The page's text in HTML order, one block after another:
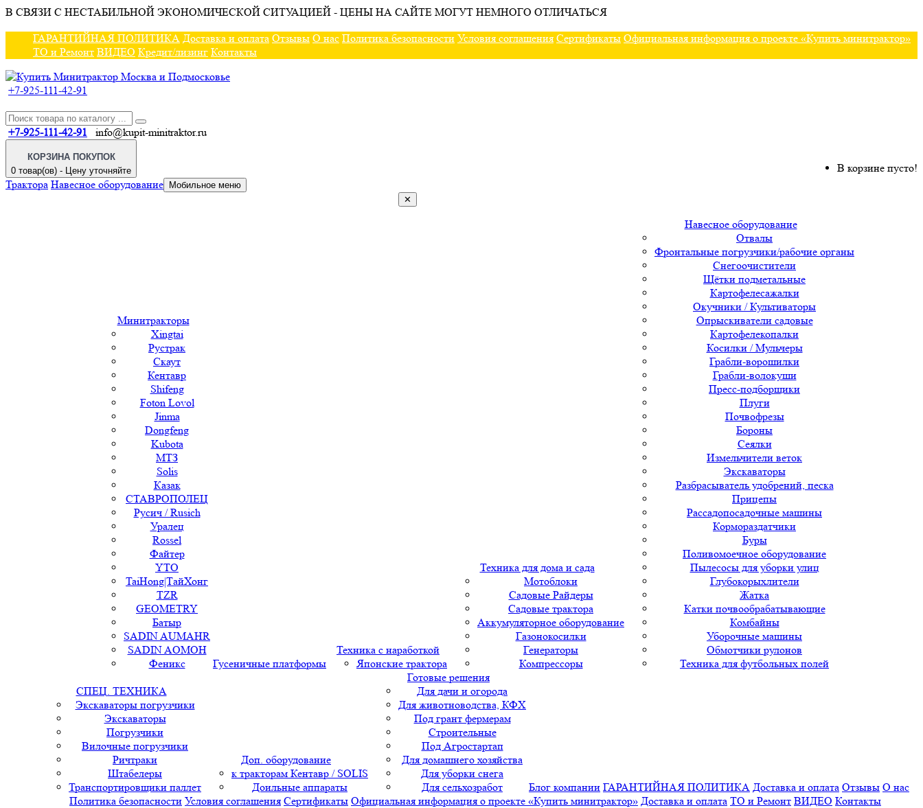
В СВЯЗИ С НЕСТАБИЛЬНОЙ ЭКОНОМИЧЕСКОЙ СИТУАЦИЕЙ - ЦЕНЫ НА САЙТЕ МОГУТ НЕМНОГО ОТЛИЧАТЬСЯ
ГАРАНТИЙНАЯ ПОЛИТИКА Доставка и оплата Отзывы О нас Политика безопасности Условия соглашения Сертификаты Официальная информация о проекте «Купить минитрактор»
ТО и Ремонт ВИДЕО Кредит/лизинг Контакты
+7-925-111-42-91
+7-925-111-42-91 info@kupit-minitraktor.ru
КОРЗИНА ПОКУПОК
0 товар(ов) - Цену уточняйте
В корзине пусто!
Трактора Навесное оборудование
Мобильное меню
✕
Минитракторы
Xingtai
Рустрак
Скаут
Кентавр
Shifeng
Foton Lovol
Jinma
Dongfeng
Kubota
МТЗ
Solis
Казак
СТАВРОПОЛЕЦ
Русич / Rusich
Уралец
Rossel
Файтер
YTO
TaiHong|ТайХонг
TZR
GEOMETRY
Батыр
SADIN AUMAHR
SADIN AOMOH
Феникс
Гусеничные платформы
Техника с наработкой
Японские трактора
Техника для дома и сада
Мотоблоки
Садовые Райдеры
Садовые трактора
Аккумуляторное оборудование
Газонокосилки
Генераторы
Компрессоры
Навесное оборудование
Отвалы
Фронтальные погрузчики/рабочие органы
Снегоочистители
Щётки подметальные
Картофелесажалки
Окучники / Культиваторы
Опрыскиватели садовые
Картофелекопалки
Косилки / Мульчеры
Грабли-ворошилки
Грабли-волокуши
Пресс-подборщики
Плуги
Почвофрезы
Бороны
Сеялки
Измельчители веток
Экскаваторы
Разбрасыватель удобрений, песка
Прицепы
Рассадопосадочные машины
Кормораздатчики
Буры
Поливомоечное оборудование
Пылесосы для уборки улиц
Глубокорыхлители
Жатка
Катки почвообрабатывающие
Комбайны
Уборочные машины
Обмотчики рулонов
Техника для футбольных полей
СПЕЦ. ТЕХНИКА
Экскаваторы погрузчики
Экскаваторы
Погрузчики
Вилочные погрузчики
Ричтраки
Штабелеры
Транспортировщики паллет
Доп. оборудование
к тракторам Кентавр / SOLIS
Доильные аппараты
Готовые решения
Для дачи и огорода
Для животноводства, КФХ
Под грант фермерам
Строительные
Под Агростартап
Для домашнего хозяйства
Для уборки снега
Для сельхозработ
Блог компании ГАРАНТИЙНАЯ ПОЛИТИКА Доставка и оплата Отзывы О нас
Политика безопасности Условия соглашения Сертификаты Официальная информация о проекте «Купить минитрактор» Доставка и оплата ТО и Ремонт ВИДЕО Контакты